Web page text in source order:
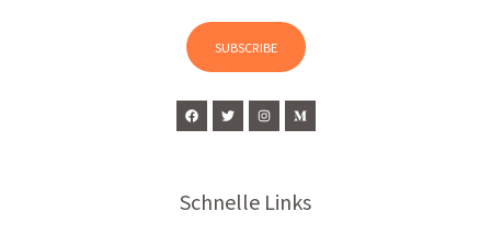
SUBSCRIBE
Schnelle Links